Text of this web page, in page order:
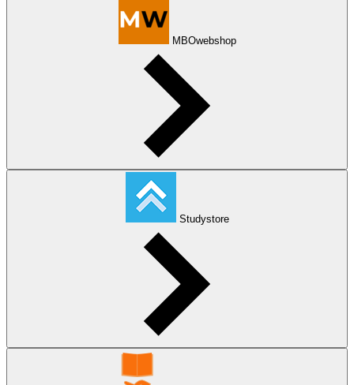
MBOwebshop
Studystore